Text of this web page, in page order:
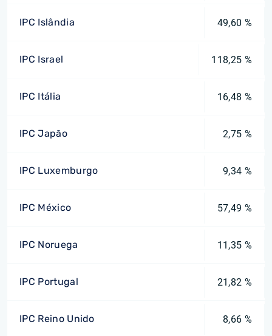
IPC Islândia 49,60 %
IPC Israel 118,25 %
IPC Itália 16,48 %
IPC Japão 2,75 %
IPC Luxemburgo 9,34 %
IPC México 57,49 %
IPC Noruega 11,35 %
IPC Portugal 21,82 %
IPC Reino Unido 8,66 %